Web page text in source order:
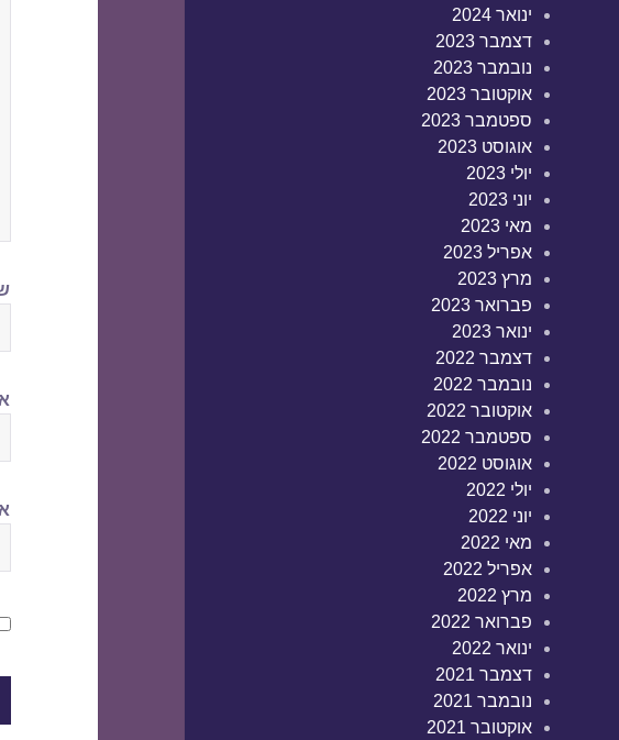
ינואר 2024
דצמבר 2023
נובמבר 2023
אוקטובר 2023
ספטמבר 2023
אוגוסט 2023
יולי 2023
יוני 2023
מאי 2023
אפריל 2023
מרץ 2023
פברואר 2023
ינואר 2023
דצמבר 2022
נובמבר 2022
אוקטובר 2022
ספטמבר 2022
אוגוסט 2022
יולי 2022
יוני 2022
מאי 2022
אפריל 2022
מרץ 2022
פברואר 2022
ינואר 2022
דצמבר 2021
נובמבר 2021
אוקטובר 2021